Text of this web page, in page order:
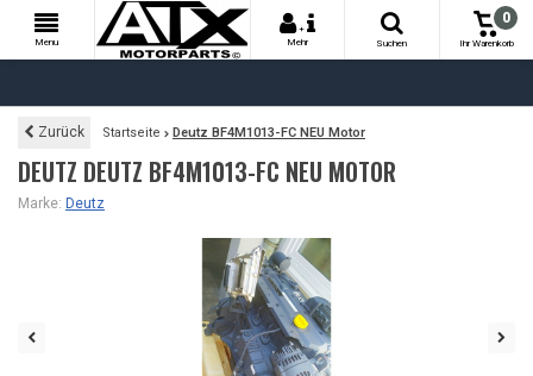
Menu
+
Mehr
Suchen
0
Ihr Warenkorb
Zurück Startseite Deutz BF4M1013-FC NEU Motor
DEUTZ DEUTZ BF4M1013-FC NEU MOTOR
Marke: Deutz